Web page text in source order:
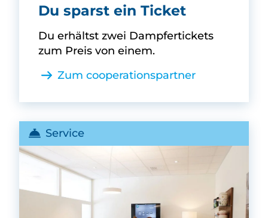
Adler-Schiffe -
Du sparst ein Ticket
Du erhältst zwei Dampfertickets
zum Preis von einem.
Zum cooperationspartner
Service